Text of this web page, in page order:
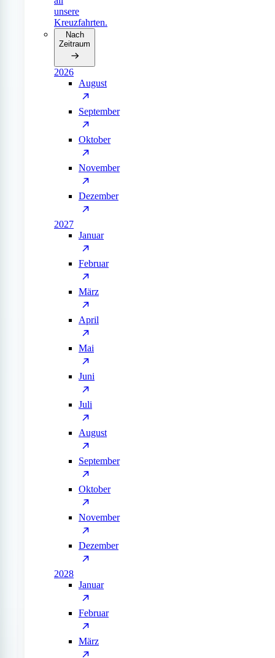
unsere
Kreuzfahrten.
Nach
Zeitraum
2026
August
September
Oktober
November
Dezember
2027
Januar
Februar
März
April
Mai
Juni
Juli
August
September
Oktober
November
Dezember
2028
Januar
Februar
März